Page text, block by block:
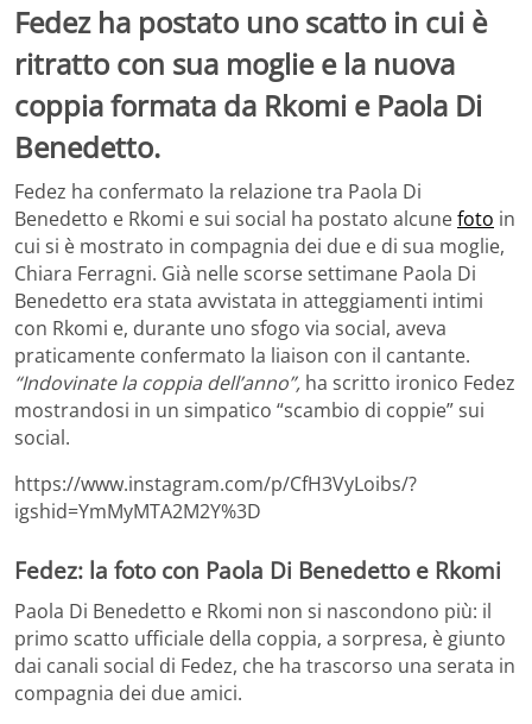
Fedez ha postato uno scatto in cui è
ritratto con sua moglie e la nuova
coppia formata da Rkomi e Paola Di
Benedetto.
Fedez ha confermato la relazione tra Paola Di
Benedetto e Rkomi e sui social ha postato alcunefoto in
cui si è mostrato in compagnia dei due e di sua moglie,
Chiara Ferragni. Già nelle scorse settimane Paola Di
Benedetto era stata avvistata in atteggiamenti intimi
con Rkomi e, durante uno sfogo via social, aveva
praticamente confermato la liaison con il cantante.
“Indovinate la coppia dell’anno”, ha scritto ironico Fedez
mostrandosi in un simpatico “scambio di coppie” sui
social.
https://www.instagram.com/p/CfH3VyLoibs/?
igshid=YmMyMTA2M2Y%3D
Fedez: la foto con Paola Di Benedetto e Rkomi
Paola Di Benedetto e Rkomi non si nascondono più: il
primo scatto ufficiale della coppia, a sorpresa, è giunto
dai canali social di Fedez, che ha trascorso una serata in
compagnia dei due amici.